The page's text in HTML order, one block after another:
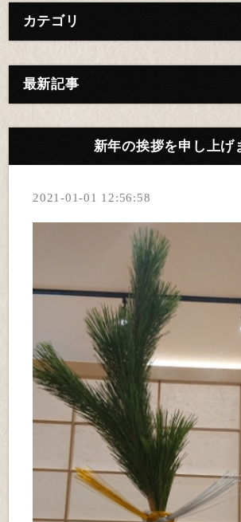
カテゴリ
最新記事
新年の挨拶を申し上げ
2021-01-01 12:56:58